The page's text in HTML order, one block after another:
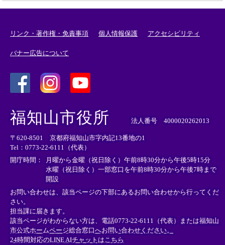
リンク・著作権・免責事項 個人情報保護 アクセシビリティ
バナー広告について
外
部
リ
ン
ク
＞
外
リ
ン
ク
＞
外
部
ン
ク
＞
福知山市役所 法人番号 4000020262013
〒620-8501 京都府福知山市字内記13番地の1
Tel：0773-22-6111（代表）
開庁時間：
月曜から金曜（祝日除く）午前8時30分から午後5時15分
水曜（祝日除く）一部窓口を午前8時30分から午後7時まで
開設
お問い合わせは、該当ページの下部にあるお問い合わせから行ってくだ
さい。
担当課に届きます。
該当ページがわからない方は、電話0773-22-6111（代表）または福知山
市公式ホームページ総合窓口へお問い合わせください。
24時間対応のLINE AIチャットはこちら